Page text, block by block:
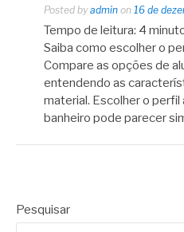
Posted by admin on 16 de
Tempo de leitura: 4
Saiba como escolher o
Compare as opções de
entendendo as
material. Escolher o perfil
banheiro pode parecer
Pesquisar